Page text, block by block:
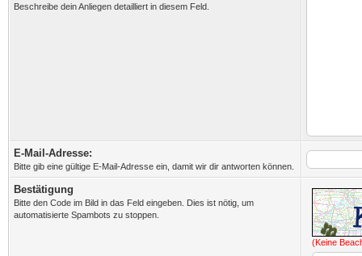
Beschreibe dein Anliegen detailliert in diesem Feld.
E-Mail-Adresse:
Bitte gib eine gültige E-Mail-Adresse ein, damit wir dir antworten können.
Bestätigung
Bitte den Code im Bild in das Feld eingeben. Dies ist nötig, um
automatisierte Spambots zu stoppen.
(Keine